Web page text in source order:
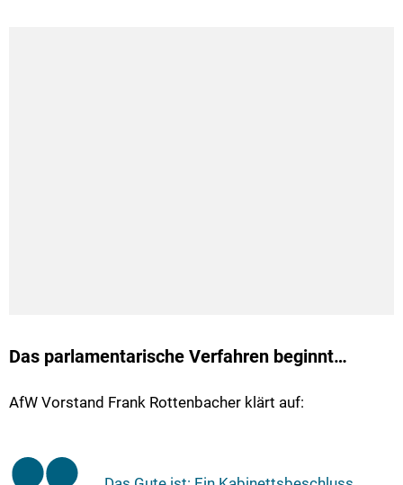
Das parlamentarische Verfahren beginnt…
AfW Vorstand Frank Rottenbacher klärt auf: